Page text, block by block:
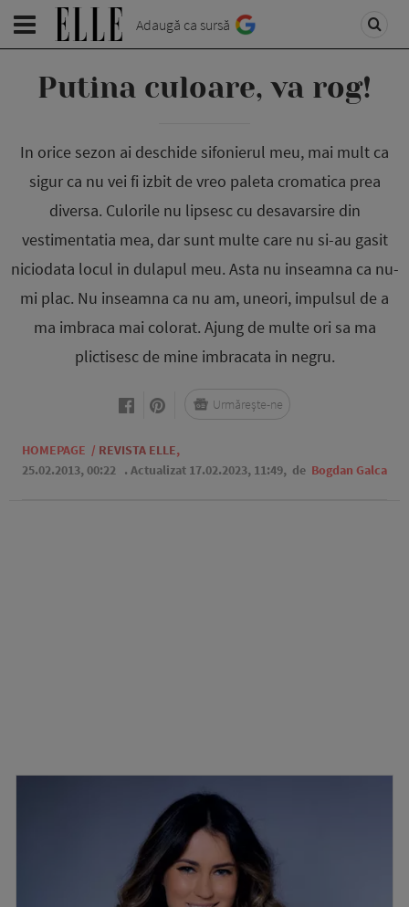
Adaugă ca sursă
Putina culoare, va rog!
In orice sezon ai deschide sifonierul meu, mai mult ca
sigur ca nu vei fi izbit de vreo paleta cromatica prea
diversa. Culorile nu lipsesc cu desavarsire din
vestimentatia mea, dar sunt multe care nu si-au gasit
niciodata locul in dulapul meu. Asta nu inseamna ca nu-
mi plac. Nu inseamna ca nu am, uneori, impulsul de a
ma imbraca mai colorat. Ajung de multe ori sa ma
plictisesc de mine imbracata in negru.
HOMEPAGE / REVISTA ELLE,
25.02.2013, 00:22 . Actualizat 17.02.2023, 11:49, de Bogdan Galca
Urmărește-ne